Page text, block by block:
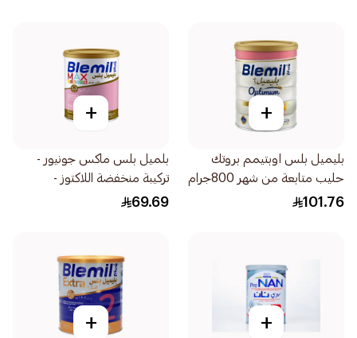
+
بليميل بلس اوبتيمم بروتك
حليب متابعة من شهر 800جرام
101.76
+
بلميل بلس ماكس جونيور -
تركيبة منخفضة اللاكتوز -
12×400جرام
69.69
+
+